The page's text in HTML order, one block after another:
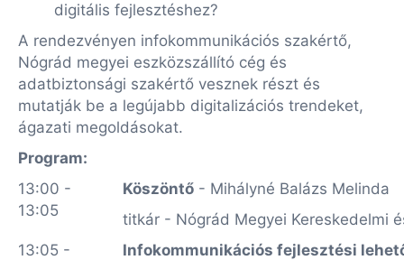
digitális fejlesztéshez?
A rendezvényen infokommunikációs szakértő,
Nógrád megyei eszközszállító cég és
adatbiztonsági szakértő vesznek részt és
mutatják be a legújabb digitalizációs trendeket,
ágazati megoldásokat.
Program:
13:00 -
13:05
Köszöntő - Mihályné Balázs Melinda
titkár - Nógrád Megyei Kereskedelmi
13:05 -
Infokommunikációs fejlesztési